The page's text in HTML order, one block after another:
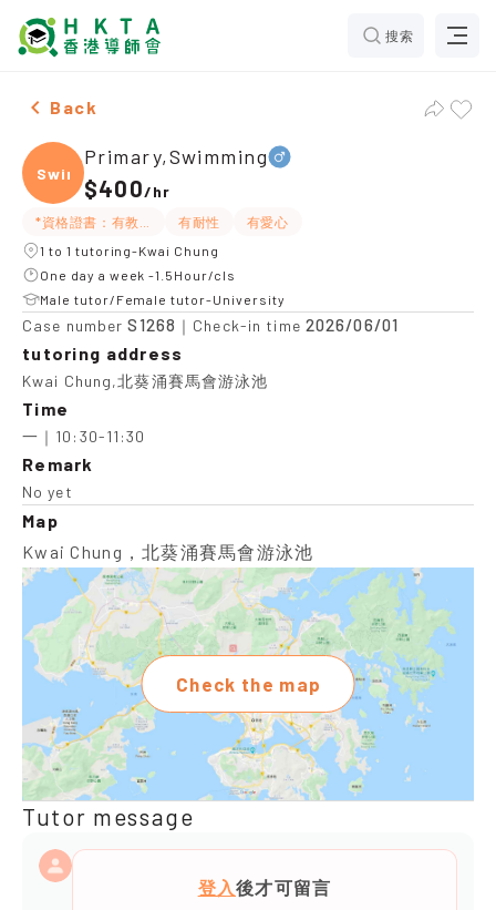
搜索
Male Primary,Swimming，Kwai Chung Tuition
Back
Swimm
Primary,Swimming
$400/hr
有耐性
有愛心
1 to 1 tutoring-Kwai Chung
One day a week -1.5Hour/cls
Male tutor/Female tutor-University
Case numberS1268 ｜Check-in time 2026/06/01
tutoring address
Kwai Chung,北葵涌賽馬會游泳池
Time
一｜10:30-11:30
Remark
No yet
Map
Kwai Chung，北葵涌賽馬會游泳池
Check the map
Tutor message
登入後才可留言